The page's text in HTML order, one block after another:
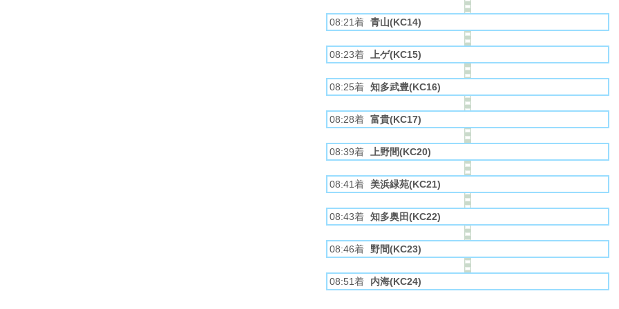
08:21着 青山(KC14)
08:23着 上ゲ(KC15)
08:25着 知多武豊(KC16)
08:28着 富貴(KC17)
08:39着 上野間(KC20)
08:41着 美浜緑苑(KC21)
08:43着 知多奥田(KC22)
08:46着 野間(KC23)
08:51着 内海(KC24)